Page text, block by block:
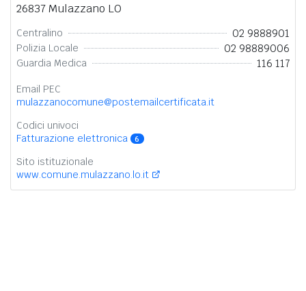
26837 Mulazzano LO
Centralino 02 9888901
Polizia Locale 02 98889006
Guardia Medica 116 117
Email PEC
mulazzanocomune@postemailcertificata.it
Codici univoci
Fatturazione elettronica
6
Sito istituzionale
www.comune.mulazzano.lo.it